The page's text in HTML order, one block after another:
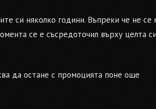
си няколко години. Въпреки че не се
се е съсредоточил върху целта
да остане с промоцията поне още